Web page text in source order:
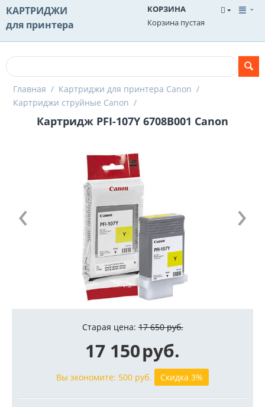
КАРТРИДЖИ
для принтера
КОРЗИНА
Корзина пустая
Главная / Картриджи для принтера Canon /
Картриджи струйные Canon /
Картридж PFI-107Y 6708B001 Canon
Старая цена: 17 650 руб.
17 150руб.
Вы экономите: 500 руб. Скидка 3%